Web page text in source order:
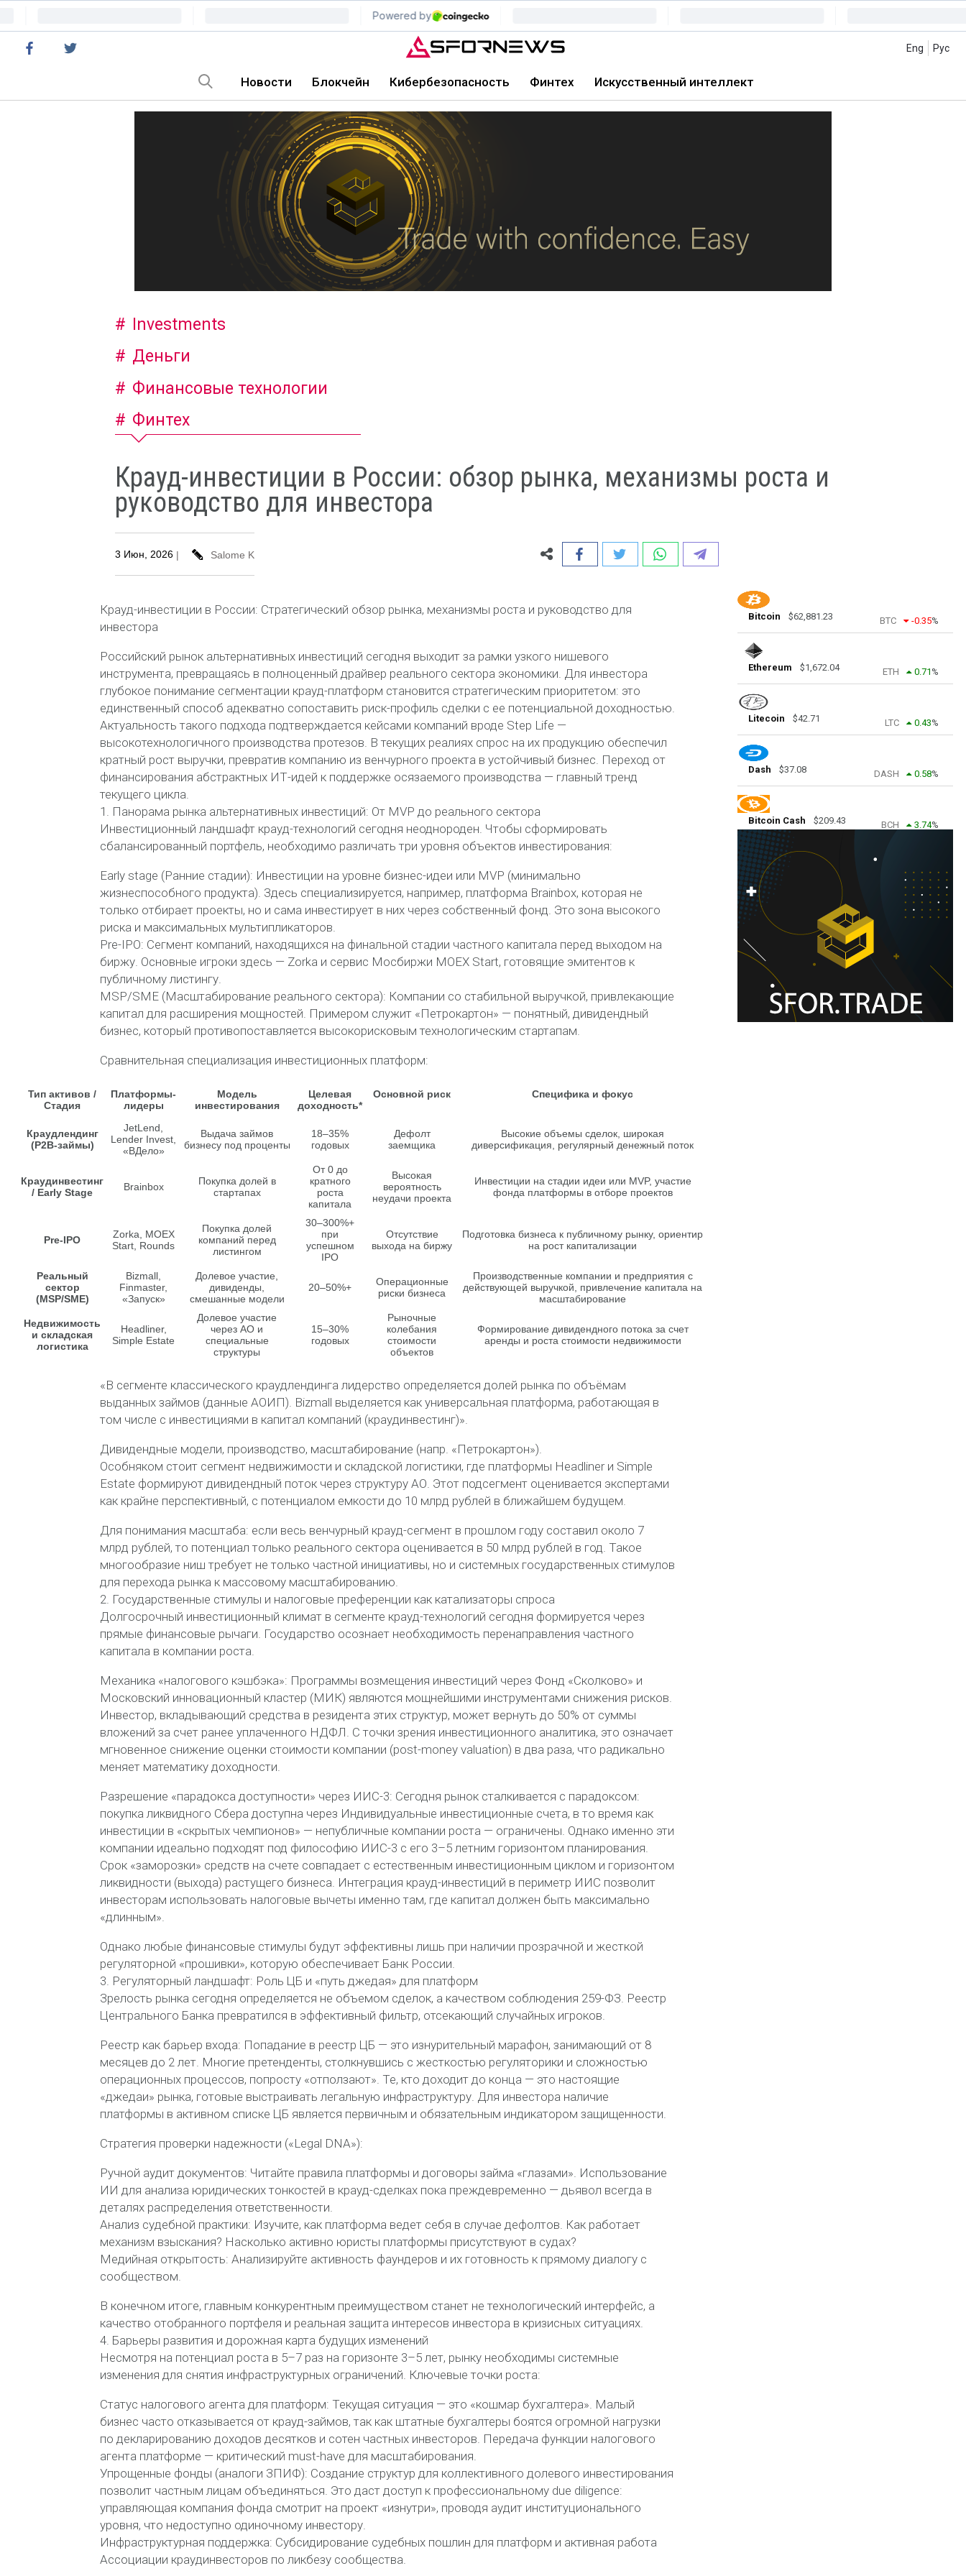
Eng Рус
Новости Блокчейн Кибербезопасность Финтех Искусственный интеллект
Investments
Деньги
Финансовые технологии
Финтех
Крауд-инвестиции в России: обзор рынка, механизмы роста и
руководство для инвестора
3 Июн, 2026 | Salome K
Крауд-инвестиции в России: Стратегический обзор рынка, механизмы роста и руководство для
инвестора
Российский рынок альтернативных инвестиций сегодня выходит за рамки узкого нишевого
инструмента, превращаясь в полноценный драйвер реального сектора экономики. Для инвестора
глубокое понимание сегментации крауд-платформ становится стратегическим приоритетом: это
единственный способ адекватно сопоставить риск-профиль сделки с ее потенциальной доходностью.
Актуальность такого подхода подтверждается кейсами компаний вроде Step Life —
высокотехнологичного производства протезов. В текущих реалиях спрос на их продукцию обеспечил
кратный рост выручки, превратив компанию из венчурного проекта в устойчивый бизнес. Переход от
финансирования абстрактных ИТ-идей к поддержке осязаемого производства — главный тренд
текущего цикла.
1. Панорама рынка альтернативных инвестиций: От MVP до реального сектора
Инвестиционный ландшафт крауд-технологий сегодня неоднороден. Чтобы сформировать
сбалансированный портфель, необходимо различать три уровня объектов инвестирования:
Early stage (Ранние стадии): Инвестиции на уровне бизнес-идеи или MVP (минимально
жизнеспособного продукта). Здесь специализируется, например, платформа Brainbox, которая не
только отбирает проекты, но и сама инвестирует в них через собственный фонд. Это зона высокого
риска и максимальных мультипликаторов.
Pre-IPO: Сегмент компаний, находящихся на финальной стадии частного капитала перед выходом на
биржу. Основные игроки здесь — Zorka и сервис Мосбиржи MOEX Start, готовящие эмитентов к
публичному листингу.
MSP/SME (Масштабирование реального сектора): Компании со стабильной выручкой, привлекающие
капитал для расширения мощностей. Примером служит «Петрокартон» — понятный, дивидендный
бизнес, который противопоставляется высокорисковым технологическим стартапам.
Сравнительная специализация инвестиционных платформ:
Тип активов /
Стадия
Платформы-
лидеры
Модель
инвестирования
Целевая
доходность*
Основной риск Специфика и фокус
Краудлендинг
(P2B-займы)
JetLend,
Lender Invest,
«ВДело»
Выдача займов
бизнесу под проценты
18–35%
годовых
Дефолт
заемщика
Высокие объемы сделок, широкая
диверсификация, регулярный денежный поток
Краудинвестинг
/ Early Stage
Brainbox
Покупка долей в
стартапах
От 0 до
кратного
роста
капитала
Высокая
вероятность
неудачи проекта
Инвестиции на стадии идеи или MVP, участие
фонда платформы в отборе проектов
Pre-IPO
Zorka, MOEX
Start, Rounds
Покупка долей
компаний перед
листингом
30–300%+
при
успешном
IPO
Отсутствие
выхода на биржу
Подготовка бизнеса к публичному рынку, ориентир
на рост капитализации
Реальный
сектор
(MSP/SME)
Bizmall,
Finmaster,
«Запуск»
Долевое участие,
дивиденды,
смешанные модели
20–50%+
Операционные
риски бизнеса
Производственные компании и предприятия с
действующей выручкой, привлечение капитала на
масштабирование
Недвижимость
и складская
логистика
Headliner,
Simple Estate
Долевое участие
через АО и
специальные
структуры
15–30%
годовых
Рыночные
колебания
стоимости
объектов
Формирование дивидендного потока за счет
аренды и роста стоимости недвижимости
«В сегменте классического краудлендинга лидерство определяется долей рынка по объёмам
выданных займов (данные АОИП). Bizmall выделяется как универсальная платформа, работающая в
том числе с инвестициями в капитал компаний (краудинвестинг)».
Дивидендные модели, производство, масштабирование (напр. «Петрокартон»).
Особняком стоит сегмент недвижимости и складской логистики, где платформы Headliner и Simple
Estate формируют дивидендный поток через структуру АО. Этот подсегмент оценивается экспертами
как крайне перспективный, с потенциалом емкости до 10 млрд рублей в ближайшем будущем.
Для понимания масштаба: если весь венчурный крауд-сегмент в прошлом году составил около 7
млрд рублей, то потенциал только реального сектора оценивается в 50 млрд рублей в год. Такое
многообразие ниш требует не только частной инициативы, но и системных государственных стимулов
для перехода рынка к массовому масштабированию.
2. Государственные стимулы и налоговые преференции как катализаторы спроса
Долгосрочный инвестиционный климат в сегменте крауд-технологий сегодня формируется через
прямые финансовые рычаги. Государство осознает необходимость перенаправления частного
капитала в компании роста.
Механика «налогового кэшбэка»: Программы возмещения инвестиций через Фонд «Сколково» и
Московский инновационный кластер (МИК) являются мощнейшими инструментами снижения рисков.
Инвестор, вкладывающий средства в резидента этих структур, может вернуть до 50% от суммы
вложений за счет ранее уплаченного НДФЛ. С точки зрения инвестиционного аналитика, это означает
мгновенное снижение оценки стоимости компании (post-money valuation) в два раза, что радикально
меняет математику доходности.
Разрешение «парадокса доступности» через ИИС-3: Сегодня рынок сталкивается с парадоксом:
покупка ликвидного Сбера доступна через Индивидуальные инвестиционные счета, в то время как
инвестиции в «скрытых чемпионов» — непубличные компании роста — ограничены. Однако именно эти
компании идеально подходят под философию ИИС-3 с его 3–5 летним горизонтом планирования.
Срок «заморозки» средств на счете совпадает с естественным инвестиционным циклом и горизонтом
ликвидности (выхода) растущего бизнеса. Интеграция крауд-инвестиций в периметр ИИС позволит
инвесторам использовать налоговые вычеты именно там, где капитал должен быть максимально
«длинным».
Однако любые финансовые стимулы будут эффективны лишь при наличии прозрачной и жесткой
регуляторной «прошивки», которую обеспечивает Банк России.
3. Регуляторный ландшафт: Роль ЦБ и «путь джедая» для платформ
Зрелость рынка сегодня определяется не объемом сделок, а качеством соблюдения 259-ФЗ. Реестр
Центрального Банка превратился в эффективный фильтр, отсекающий случайных игроков.
Реестр как барьер входа: Попадание в реестр ЦБ — это изнурительный марафон, занимающий от 8
месяцев до 2 лет. Многие претенденты, столкнувшись с жесткостью регуляторики и сложностью
операционных процессов, попросту «отползают». Те, кто доходит до конца — это настоящие
«джедаи» рынка, готовые выстраивать легальную инфраструктуру. Для инвестора наличие
платформы в активном списке ЦБ является первичным и обязательным индикатором защищенности.
Стратегия проверки надежности («Legal DNA»):
Ручной аудит документов: Читайте правила платформы и договоры займа «глазами». Использование
ИИ для анализа юридических тонкостей в крауд-сделках пока преждевременно — дьявол всегда в
деталях распределения ответственности.
Анализ судебной практики: Изучите, как платформа ведет себя в случае дефолтов. Как работает
механизм взыскания? Насколько активно юристы платформы присутствуют в судах?
Медийная открытость: Анализируйте активность фаундеров и их готовность к прямому диалогу с
сообществом.
В конечном итоге, главным конкурентным преимуществом станет не технологический интерфейс, а
качество отобранного портфеля и реальная защита интересов инвестора в кризисных ситуациях.
4. Барьеры развития и дорожная карта будущих изменений
Несмотря на потенциал роста в 5–7 раз на горизонте 3–5 лет, рынку необходимы системные
изменения для снятия инфраструктурных ограничений. Ключевые точки роста:
Статус налогового агента для платформ: Текущая ситуация — это «кошмар бухгалтера». Малый
бизнес часто отказывается от крауд-займов, так как штатные бухгалтеры боятся огромной нагрузки
по декларированию доходов десятков и сотен частных инвесторов. Передача функции налогового
агента платформе — критический must-have для масштабирования.
Упрощенные фонды (аналоги ЗПИФ): Создание структур для коллективного долевого инвестирования
позволит частным лицам объединяться. Это даст доступ к профессиональному due diligence:
управляющая компания фонда смотрит на проект «изнутри», проводя аудит институционального
уровня, что недоступно одиночному инвестору.
Инфраструктурная поддержка: Субсидирование судебных пошлин для платформ и активная работа
Ассоциации краудинвесторов по ликбезу сообщества.
Bitcoin $62,881.23 BTC -0.35%
Ethereum $1,672.04 ETH 0.71 %
Litecoin $42.71 LTC 0.43%
Dash $37.08 DASH 0.58%
Bitcoin Cash $209.43 BCH 3.74%